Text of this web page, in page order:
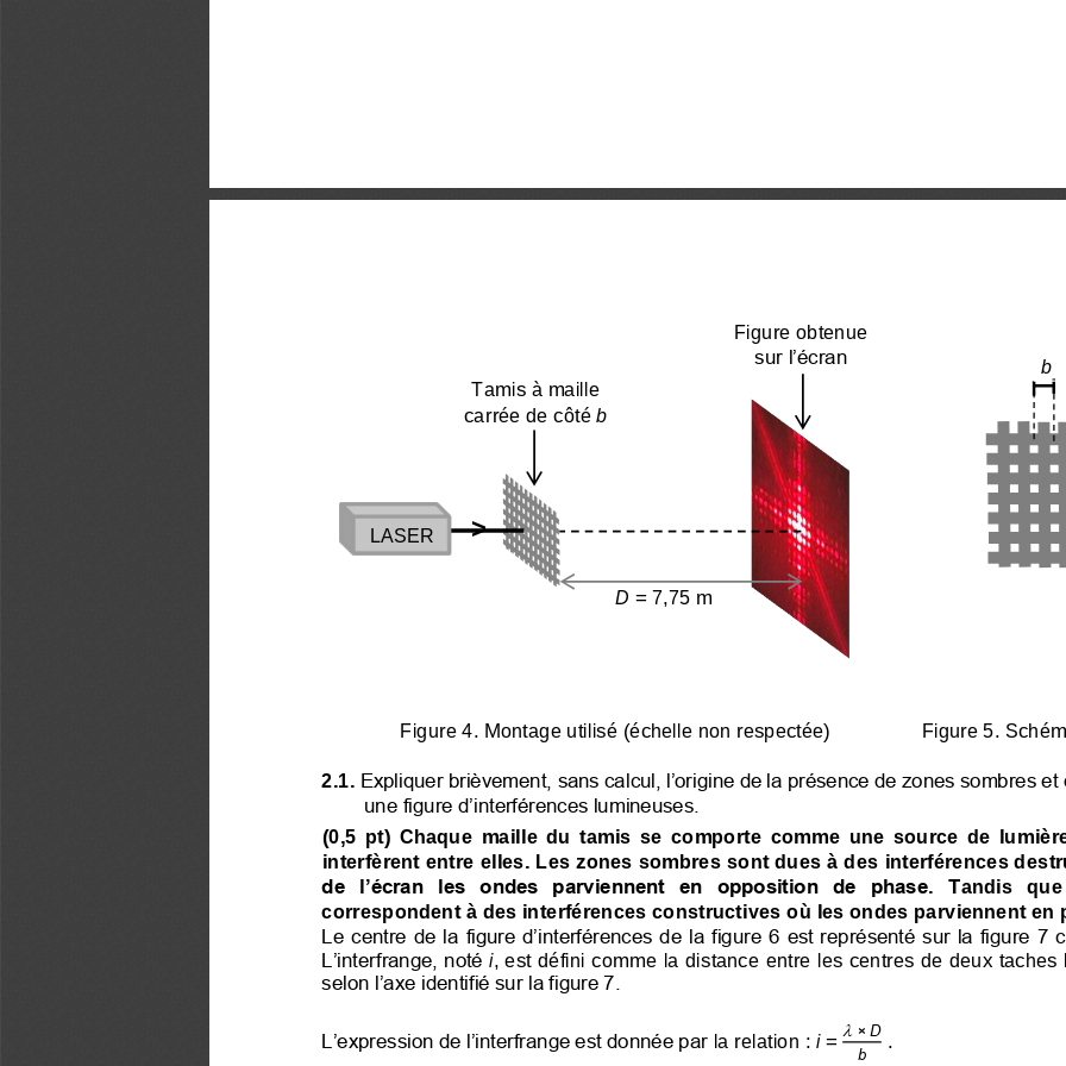
Figure 4. Montage utilisé (échelle non respectée) Figure 5.
2.1.
Expliquer brièvement, sans calcul, l’origine de la présence de zones sombres
une figure d’interférences lumineuses.
(0,5  pt) Chaque  maille  du  tamis  se  comporte  comme  une  source  de
interfèrent entre elles. Les zones sombres sont dues à des interférences
de  l’écran  les  ondes  parviennent  en  opposition  de  phase.  Tandis   que
correspondent à des interférences constructives où les ondes parviennent en
Le centre de la figure d’interférences de la figure 6 est représenté sur la figure 7
L’interfrange, noté i, est défini comme la distance entre les centres de deux
selon l’axe identifié sur la figure 7.
L’expression de l’interfrange est donnée par la relation : i =
 × D
b
D = 7,75 m
>
LASER
Tamis à maille
carrée de côté b
Figure obtenue
sur l’écran
b